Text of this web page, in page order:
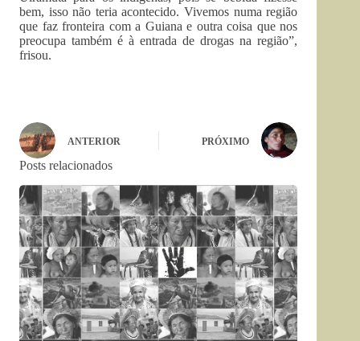
bem, isso não teria acontecido. Vivemos numa região
que faz fronteira com a Guiana e outra coisa que nos
preocupa também é à entrada de drogas na região”,
frisou.
ANTERIOR PRÓXIMO
Posts relacionados